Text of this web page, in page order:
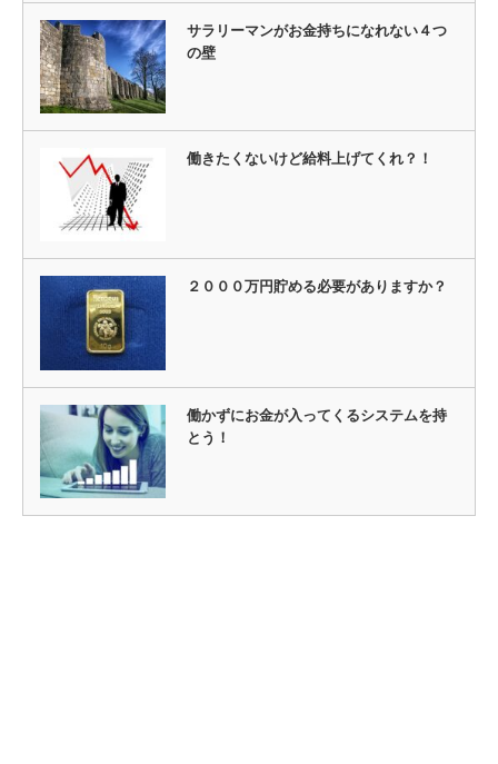
サラリーマンがお金持ちになれない４つ
の壁
働きたくないけど給料上げてくれ？！
２０００万円貯める必要がありますか？
働かずにお金が入ってくるシステムを持
とう！